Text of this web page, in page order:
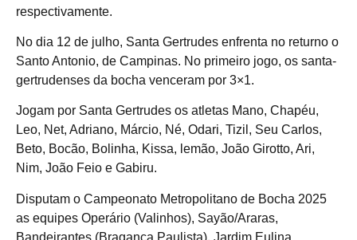
respectivamente.
No dia 12 de julho, Santa Gertrudes enfrenta no returno o
Santo Antonio, de Campinas. No primeiro jogo, os santa-
gertrudenses da bocha venceram por 3×1.
Jogam por Santa Gertrudes os atletas Mano, Chapéu,
Leo, Net, Adriano, Márcio, Né, Odari, Tizil, Seu Carlos,
Beto, Bocão, Bolinha, Kissa, lemão, João Girotto, Ari,
Nim, João Feio e Gabiru.
Disputam o Campeonato Metropolitano de Bocha 2025
as equipes Operário (Valinhos), Sayão/Araras,
Bandeirantes (Bragança Paulista), Jardim Eulina